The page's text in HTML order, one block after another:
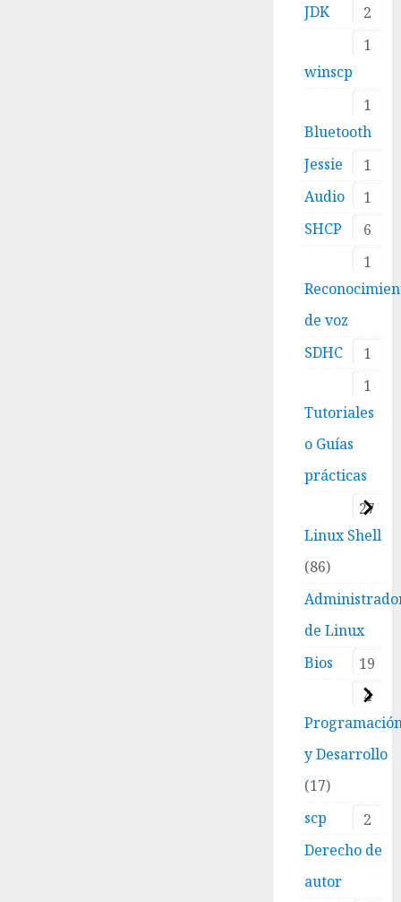
2
JDK
1
winscp
1
Bluetooth
1
Jessie
1
Audio
6
SHCP
1
de voz
1
SDHC
1
Tutoriales
o Guías
prácticas
27
Linux Shell
86
de Linux
19
Bios
4
y Desarrollo
17
scp
2
Derecho de
autor